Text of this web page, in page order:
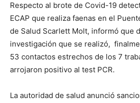
Respecto al brote de Covid-19
ECAP que realiza faenas en el
de Salud Scarlett Molt, informó que
investigación que se realizó,
53 contactos estrechos de los 7
arrojaron positivo al test PCR.
La autoridad de salud anunció